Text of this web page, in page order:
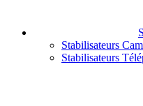
Stabilisateurs
Stabilisateurs